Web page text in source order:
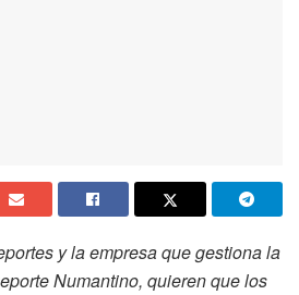
y la empresa que gestiona la
Numantino, quieren que los